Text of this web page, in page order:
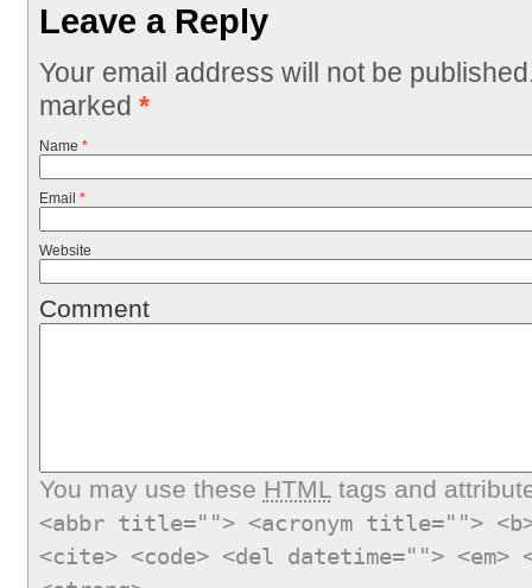
Leave a Reply
Your email address will not be
marked *
Name *
Email *
Website
Comment
You may use these HTMLtags and
<abbr title=""> <acronym title="">
<cite> <code> <del datetime="">